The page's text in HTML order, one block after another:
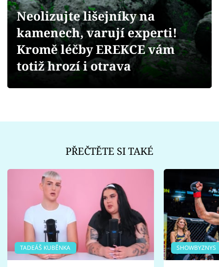
Videa
Sledujte prima+
Neolizujte lišejníky na
kamenech, varují experti!
Kromě léčby EREKCE vám
totiž hrozí i otrava
PŘEČTĚTE SI TAKÉ
TADEÁŠ KUBĚNKA SHOWBYZNYS